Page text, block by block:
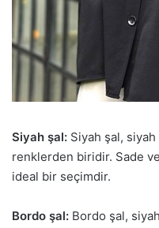
Siyah şal: Siyah şal,
renklerden biridir. Sade
ideal bir seçimdir.
Bordo şal: Bordo şal,